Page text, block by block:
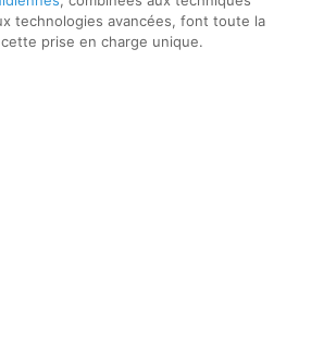
technologies avancées, font toute la
prise en charge unique.